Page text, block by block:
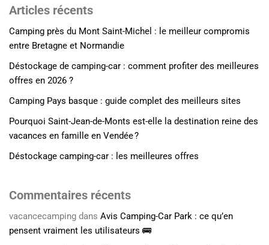
Articles récents
Camping près du Mont Saint-Michel : le meilleur compromis
entre Bretagne et Normandie
Déstockage de camping-car : comment profiter des meilleures
offres en 2026 ?
Camping Pays basque : guide complet des meilleurs sites
Pourquoi Saint-Jean-de-Monts est-elle la destination reine des
vacances en famille en Vendée ?
Déstockage camping-car : les meilleures offres
Commentaires récents
vacancecamping dans Avis Camping-Car Park : ce qu’en
pensent vraiment les utilisateurs 🚌